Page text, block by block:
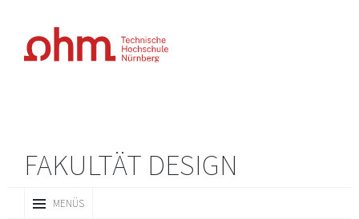
FAKULTÄT DESIGN
MENÜS
INHALT